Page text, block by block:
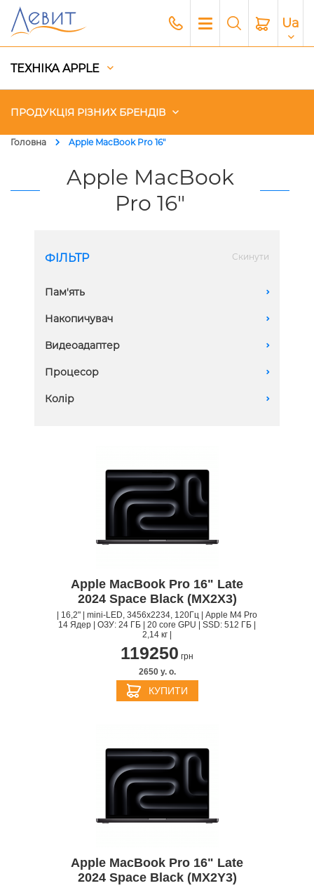
Ua
ТЕХНІКА APPLE
ПРОДУКЦІЯ РІЗНИХ БРЕНДІВ
Головна Apple MacBook Pro 16"
Apple MacBook
Pro 16"
ФІЛЬТР Скинути
Пам'ять A
128 GB
36 GB
48 GB
Накопичувач A
128Gb SSD
2TB SSD
4TB SSD
Видеоадаптер A
20 core GPU
40 core GPU
Процесор A
M4 Max 14-Core
Колір A
Apple MacBook Pro 16" Late
2024 Space Black (MX2X3)
| 16,2" | mini-LED, 3456x2234, 120Гц | Apple M4 Pro
14 Ядер | ОЗУ: 24 ГБ | 20 core GPU | SSD: 512 ГБ |
2,14 кг |
119250 грн
2650 y. о.
КУПИТИ
Apple MacBook Pro 16" Late
2024 Space Black (MX2Y3)